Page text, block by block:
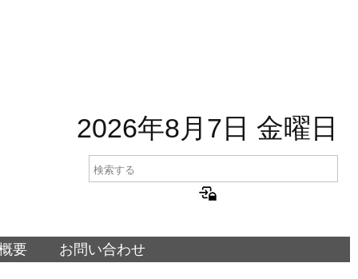
2026年8月7日 金曜日
要 お問い合わせ